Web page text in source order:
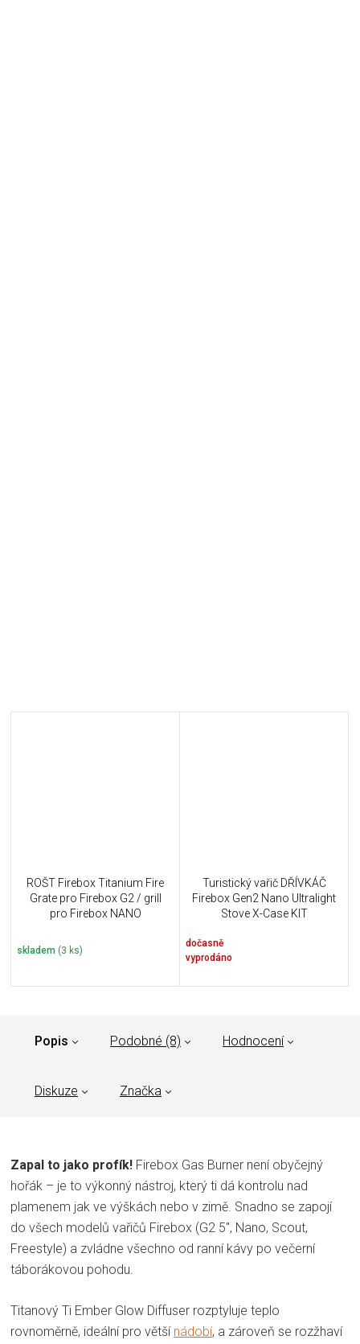
ROŠT Firebox Titanium Fire
Grate pro Firebox G2 / grill
pro Firebox NANO
skladem (3 ks)
Turistický vařič DŘÍVKÁČ
Firebox Gen2 Nano Ultralight
Stove X-Case KIT
dočasně
vyprodáno
Popis Podobné (8) Hodnocení
Diskuze Značka
Zapal to jako profík! Firebox Gas Burner není obyčejný
hořák – je to výkonný nástroj, který ti dá kontrolu nad
plamenem jak ve výškách nebo v zimě. Snadno se zapojí
do všech modelů vařičů Firebox (G2 5″, Nano, Scout,
Freestyle) a zvládne všechno od ranní kávy po večerní
táborákovou pohodu.
Titanový Ti Ember Glow Diffuser rozptyluje teplo
rovnoměrně, ideální pro větší nádobí, a zároveň se rozžhaví